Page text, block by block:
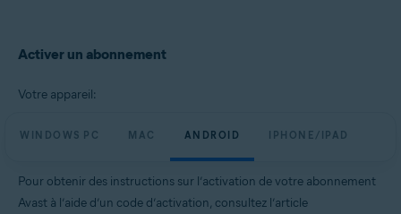
Activer un abonnement
Votre appareil:
WINDOWS PC MAC ANDROID IPHONE/IPAD
Pour obtenir des instructions sur l’activation de votre abonnement
Avast à l’aide d’un code d’activation, consultez l’article